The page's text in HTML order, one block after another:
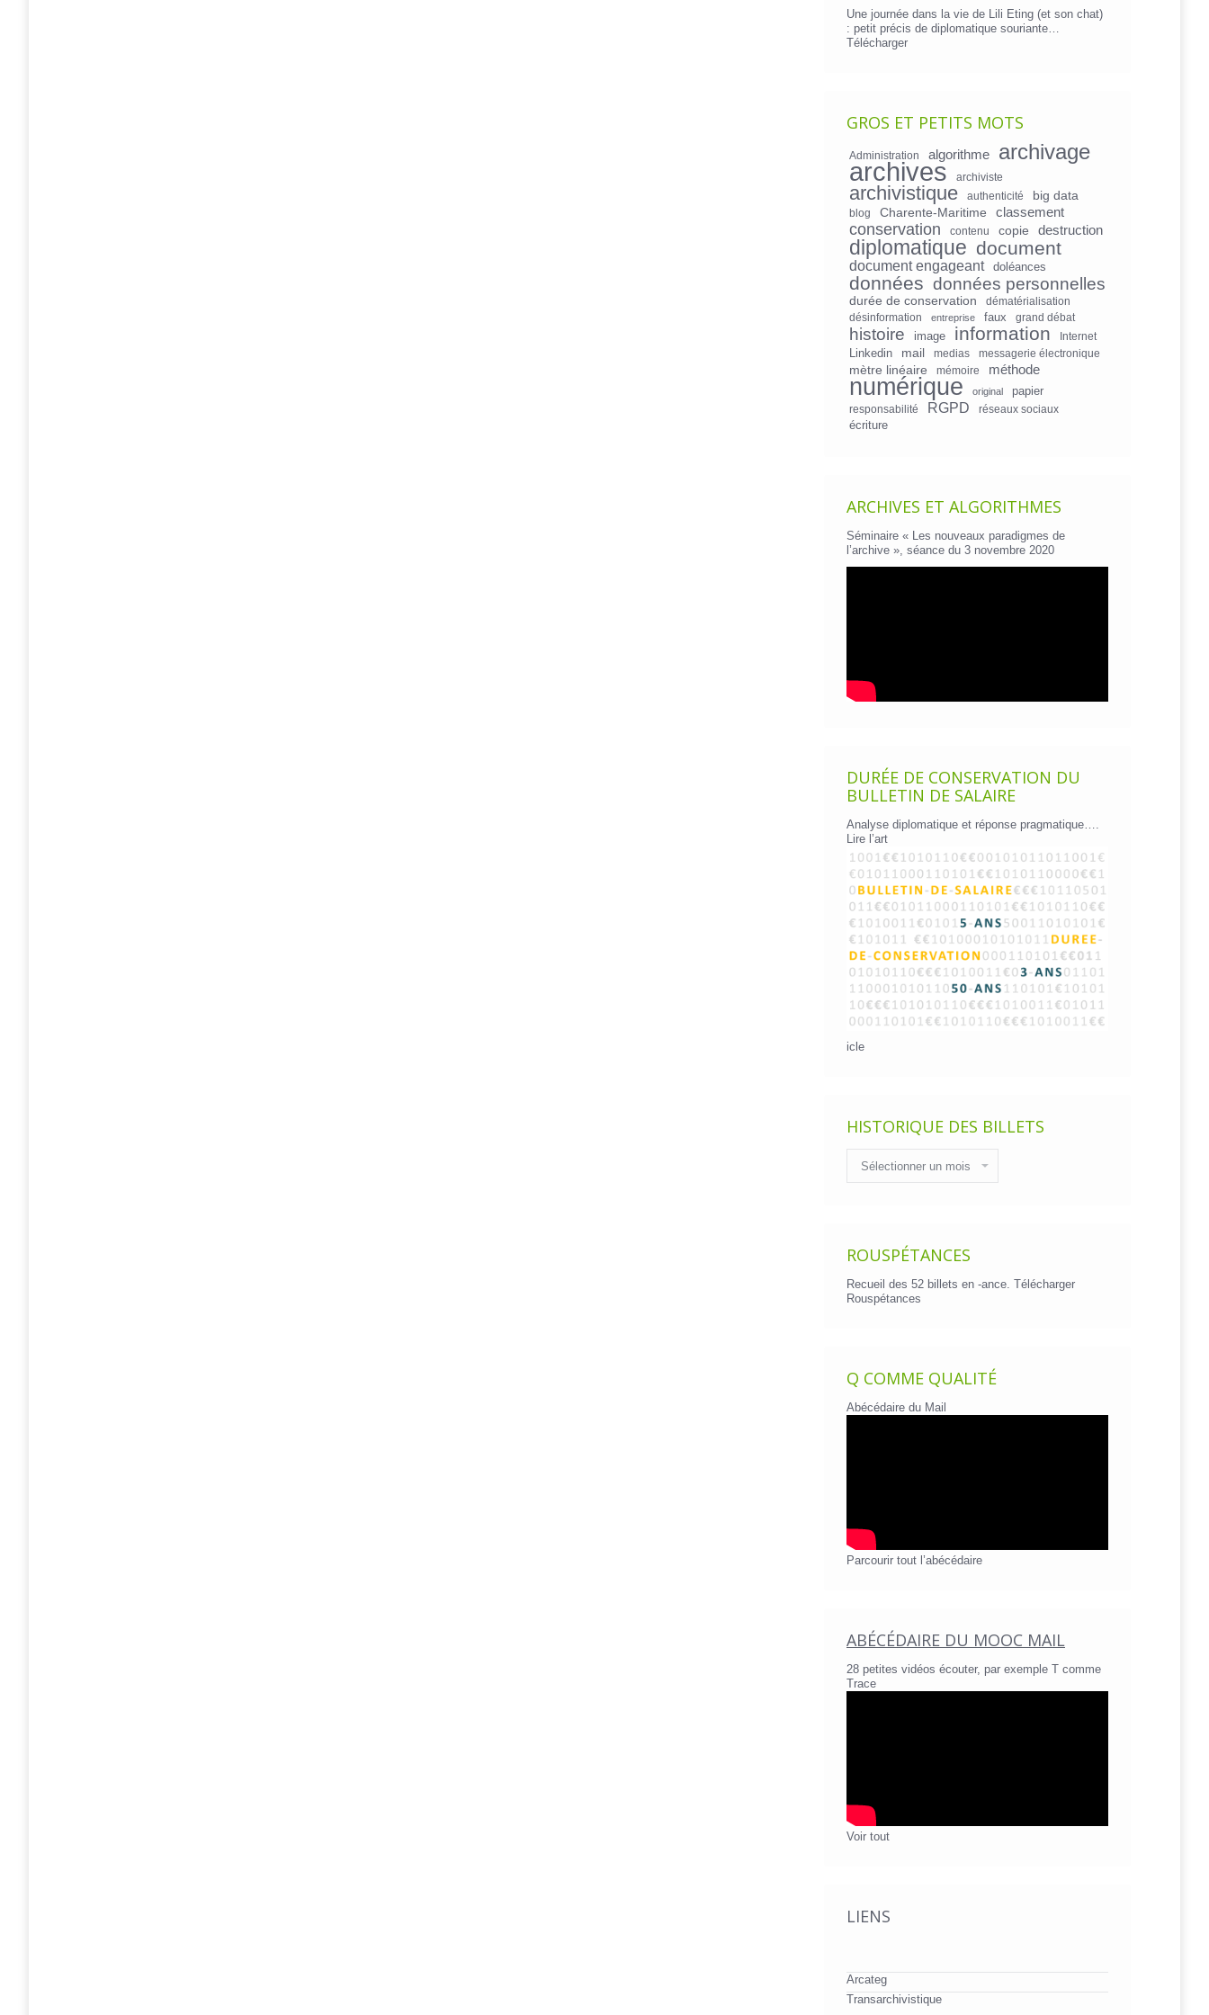
Une journée dans la vie de Lili Eting (et son chat)
: petit précis de diplomatique souriante…
Télécharger
GROS ET PETITS MOTS
Administration algorithme archivage
archives archiviste
archivistique authenticité big data
blog Charente-Maritime classement
conservation contenu copie destruction
diplomatique document
document engageant doléances
données données personnelles
durée de conservation
dématérialisation
désinformation
entreprise faux grand débat
histoire image information Internet
Linkedin mail medias messagerie électronique
mètre linéaire mémoire méthode
numérique original papier
responsabilité RGPD réseaux sociaux
écriture
ARCHIVES ET ALGORITHMES
Séminaire « Les nouveaux paradigmes de
l’archive », séance du 3 novembre 2020
DURÉE DE CONSERVATION DU
BULLETIN DE SALAIRE
Analyse diplomatique et réponse pragmatique….
Lire l’art
icle
HISTORIQUE DES BILLETS
des
billets
ROUSPÉTANCES
Recueil des 52 billets en -ance. Télécharger
Rouspétances
Q COMME QUALITÉ
Abécédaire du Mail
Parcourir tout l’abécédaire
ABÉCÉDAIRE DU MOOC MAIL
28 petites vidéos écouter, par exemple T comme
Trace
Voir tout
LIENS
Arcateg
Transarchivistique